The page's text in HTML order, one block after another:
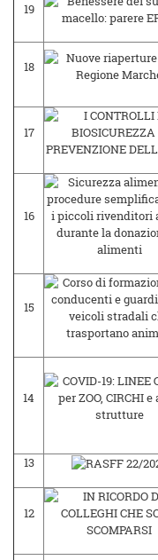
19
18
17
16
15
14
13
12